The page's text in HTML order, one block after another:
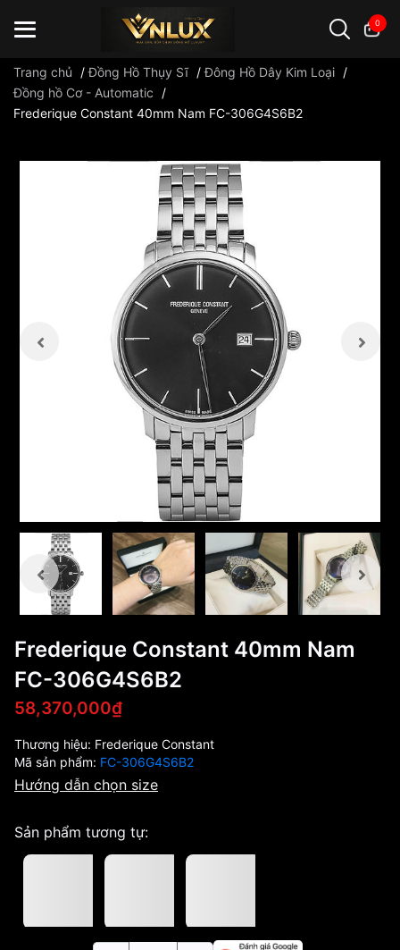
0
Đồng hồ casio đồng hồ G-Shock đồng hồ Orient ...
Trang chủ /Đồng Hồ Thụy Sĩ /Đông Hồ Dây Kim Loại /
Đồng hồ Cơ - Automatic
/
Frederique Constant 40mm Nam FC-306G4S6B2
Frederique Constant 40mm Nam
FC-306G4S6B2
58,370,000₫
Thương hiệu: Frederique Constant
Mã sản phẩm: FC-306G4S6B2
Hướng dẫn chọn size
Sản phẩm tương tự: